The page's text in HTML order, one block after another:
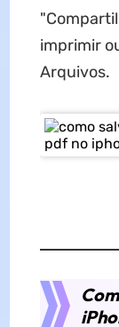
imprimir
Arquivos.